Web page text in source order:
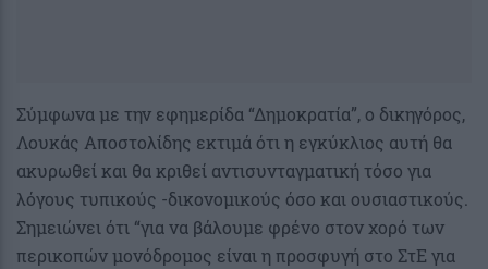
Σύμφωνα με την εφημερίδα “Δημοκρατία”, ο δικηγόρος,
Λουκάς Αποστολίδης εκτιμά ότι η εγκύκλιος αυτή θα
ακυρωθεί και θα κριθεί αντισυνταγματική τόσο για
λόγους τυπικούς -δικονομικούς όσο και ουσιαστικούς.
Σημειώνει ότι “για να βάλουμε φρένο στον χορό των
περικοπών μονόδρομος είναι η προσφυγή στο ΣτΕ για